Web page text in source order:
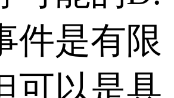
件是有限
可以是具